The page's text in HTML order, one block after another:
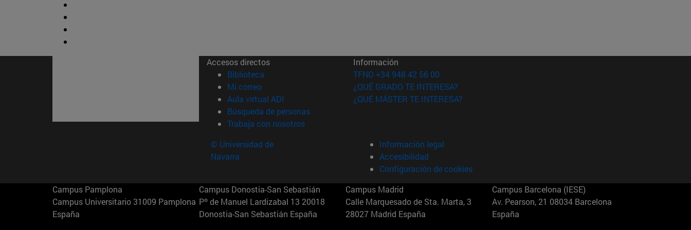
Accesos directos
Biblioteca (abre en nueva ventana)
Mi correo(abre en nueva ventana)
Aula virtual ADI (abre en nueva ventana)
Búsqueda de personas(abre en nueva ventana)
Trabaja con nosotros(abre en nueva ventana)
Información
TFNO +34 948 42 56 00
¿QUÉ GRADO TE INTERESA?
¿QUÉ MÁSTER TE INTERESA?
© Universidad de
Navarra
Información legal
Accesibilidad
Configuración de cookies
Campus Pamplona
Campus Universitario 31009 Pamplona
España
Campus Donostia-San Sebastián
Pº de Manuel Lardizabal 13 20018
Donostia-San Sebastián España
Campus Madrid
Calle Marquesado de Sta. Marta, 3
28027 Madrid España
Campus Barcelona (IESE)
Av. Pearson, 21 08034 Barcelona
España